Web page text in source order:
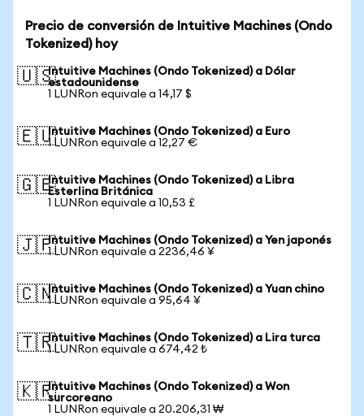
Precio de conversión de Intuitive Machines (Ondo
Tokenized) hoy
🇺🇸Intuitive Machines (Ondo Tokenized) a Dólar
estadounidense
1 LUNRon equivale a 14,17 $
🇪🇺Intuitive Machines (Ondo Tokenized) a Euro
1 LUNRon equivale a 12,27 €
🇬🇧Intuitive Machines (Ondo Tokenized) a Libra
Esterlina Británica
1 LUNRon equivale a 10,53 £
🇯🇵Intuitive Machines (Ondo Tokenized) a Yen japonés
1 LUNRon equivale a 2236,46 ¥
🇨🇳Intuitive Machines (Ondo Tokenized) a Yuan chino
1 LUNRon equivale a 95,64 ¥
🇹🇷Intuitive Machines (Ondo Tokenized) a Lira turca
1 LUNRon equivale a 674,42 ₺
🇰🇷Intuitive Machines (Ondo Tokenized) a Won
surcoreano
1 LUNRon equivale a 20.206,31 ₩